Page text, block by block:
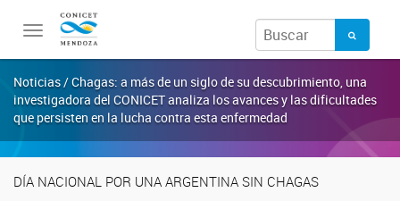
Toggle
navigation
Noticias / Chagas: a más de un siglo de su descubrimiento, una
investigadora del CONICET analiza los avances y las dificultades
que persisten en la lucha contra esta enfermedad
DÍA NACIONAL POR UNA ARGENTINA SIN CHAGAS